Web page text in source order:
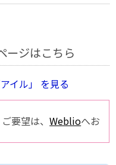
ージはこちら
イル」 を見る
要望は、Weblioへお